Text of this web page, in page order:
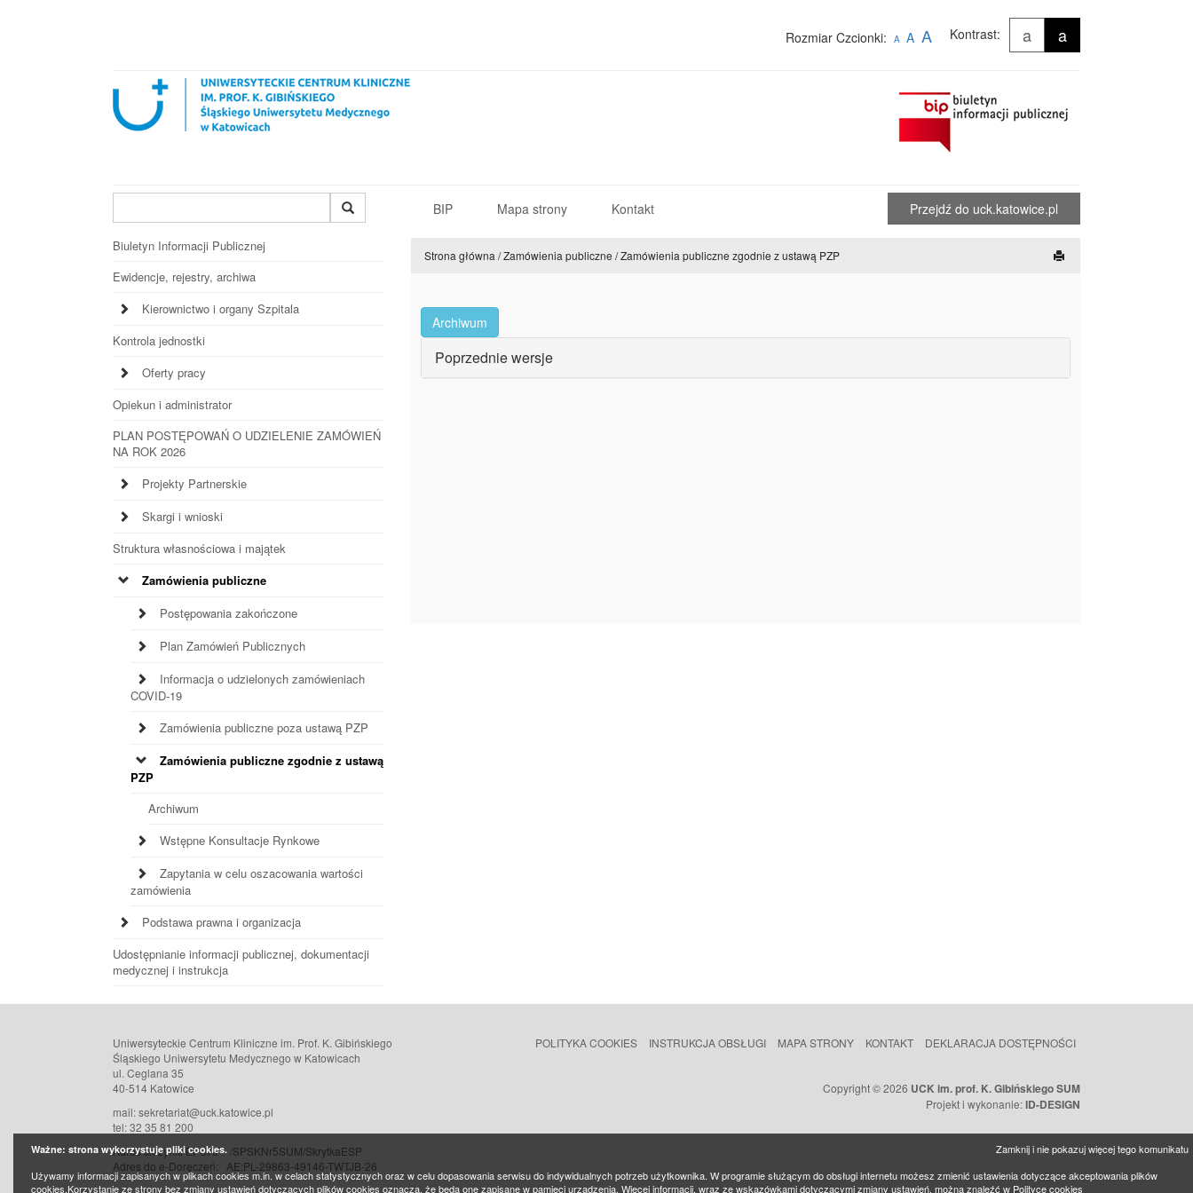
a
a
Kontrast:
Rozmiar Czcionki: A A A
fraza
BIP Mapa strony Kontakt Przejdź do uck.katowice.pl
Biuletyn Informacji Publicznej
Ewidencje, rejestry, archiwa
Kierownictwo i organy Szpitala
Kontrola jednostki
Oferty pracy
Opiekun i administrator
PLAN POSTĘPOWAŃ O UDZIELENIE ZAMÓWIEŃ
NA ROK 2026
Projekty Partnerskie
Skargi i wnioski
Struktura własnościowa i majątek
Zamówienia publiczne
Postępowania zakończone
Plan Zamówień Publicznych
Informacja o udzielonych zamówieniach
COVID-19
Zamówienia publiczne poza ustawą PZP
Zamówienia publiczne zgodnie z ustawą
PZP
Archiwum
Wstępne Konsultacje Rynkowe
Zapytania w celu oszacowania wartości
zamówienia
Podstawa prawna i organizacja
Udostępnianie informacji publicznej, dokumentacji
medycznej i instrukcja
Strona główna /Zamówienia publiczne /Zamówienia publiczne zgodnie z ustawą PZP
Archiwum
Poprzednie wersje
Uniwersyteckie Centrum Kliniczne im. Prof. K. Gibińskiego
Śląskiego Uniwersytetu Medycznego w Katowicach
ul. Ceglana 35
40-514 Katowice
mail: sekretariat@uck.katowice.pl
tel: 32 35 81 200
Adres skrzynki EPUAP: /SPSKNr5SUM/SkrytkaESP
Adres do e-Doręczeń: AE:PL-29863-49146-TWTJB-26
POLITYKA COOKIES INSTRUKCJA OBSŁUGI MAPA STRONY KONTAKT DEKLARACJA DOSTĘPNOŚCI
Copyright © 2026 UCK im. prof. K. Gibińskiego SUM
Projekt i wykonanie:ID-DESIGN
Ważne: strona wykorzystuje pliki cookies.
Zamknij i nie pokazuj więcej tego komunikatu
Używamy informacji zapisanych w plikach cookies m.in. w celach statystycznych oraz w celu dopasowania serwisu do indywidualnych potrzeb użytkownika. W programie służącym do obsługi internetu możesz zmienić ustawienia dotyczące akceptowania plików
cookies.Korzystanie ze strony bez zmiany ustawień dotyczących plików cookies oznacza, że będą one zapisane w pamięci urządzenia. Więcej informacji, wraz ze wskazówkami dotyczącymi zmiany ustawień, można znaleźć w Polityce cookies